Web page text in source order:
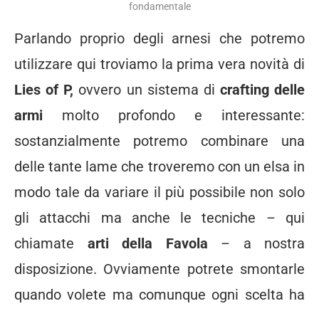
fondamentale
Parlando proprio degli arnesi che potremo
utilizzare qui troviamo la prima vera novità di
Lies of P, ovvero un sistema di crafting delle
armi molto profondo e interessante:
sostanzialmente potremo combinare una
delle tante lame che troveremo con un elsa in
modo tale da variare il più possibile non solo
gli attacchi ma anche le tecniche – qui
chiamate arti della Favola – a nostra
disposizione. Ovviamente potrete smontarle
quando volete ma comunque ogni scelta ha